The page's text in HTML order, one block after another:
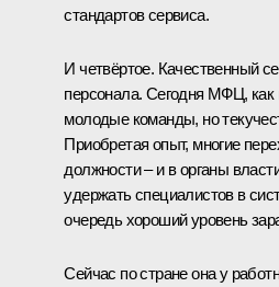
стандартов сервиса.
И четвёртое. Качественный
персонала. Сегодня МФЦ, как
молодые команды, но
Приобретая опыт, многие
должности – и в органы
удержать специалистов в
очередь хороший уровень
Сейчас по стране она у